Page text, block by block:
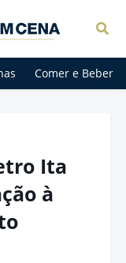
Comer e Beber
Ita
à